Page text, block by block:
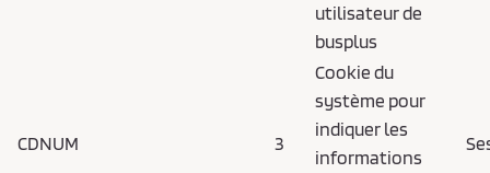
utilisateur de
busplus
CDNUM 3
Cookie du
système pour
indiquer les
informations